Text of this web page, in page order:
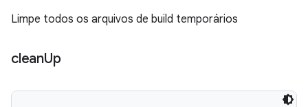
Limpe todos os arquivos de build temporários
cleanUp